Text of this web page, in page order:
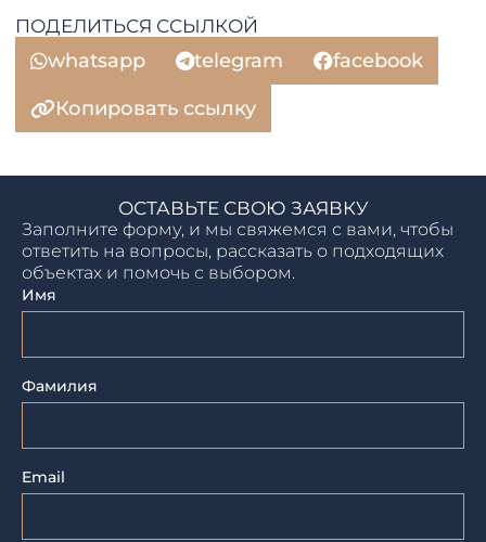
ПОДЕЛИТЬСЯ ССЫЛКОЙ
whatsapp telegram
facebook
Копировать ссылку
ОСТАВЬТЕ СВОЮ ЗАЯВКУ
Заполните форму, и мы свяжемся с вами, чтобы
ответить на вопросы, рассказать о подходящих
объектах и помочь с выбором.
Имя
Фамилия
Email